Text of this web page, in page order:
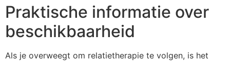
Praktische informatie over
beschikbaarheid
Als je overweegt om relatietherapie te volgen, is het